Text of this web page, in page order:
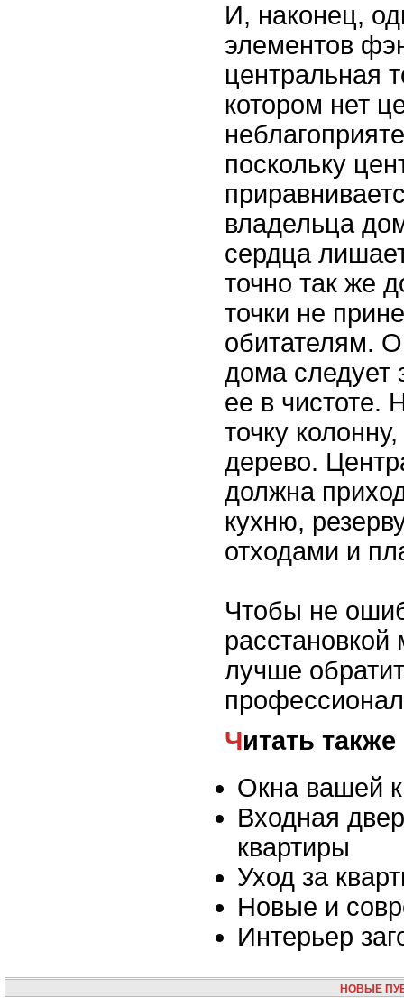
И, наконец,
элементов
центральная
котором нет
поскольку
владельца
сердца
точно так же
точки не
обитателям.
дома следует
ее в чистоте.
точку
дерево.
должна
кухню,
отходами и
Чтобы не
лучше
Читать также
Окна вашей
Входная
квартиры
Уход за
Новые и
Интерьер
НОВЫЕ